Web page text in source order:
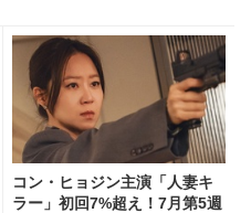
コン・ヒョジン主演「人妻キ
ラー」初回7%超え！7月第5週